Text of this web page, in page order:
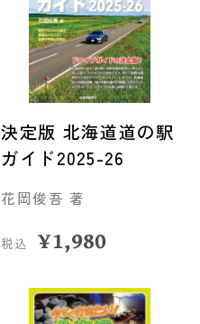
決定版 北海道道の駅
ガイド2025-26
花岡俊吾 著
税込 ¥1,980